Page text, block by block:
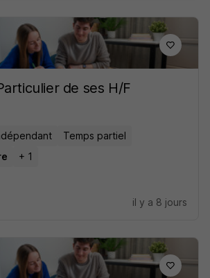
de ses H/F
Temps partiel
+ 1
il y a 8 jours